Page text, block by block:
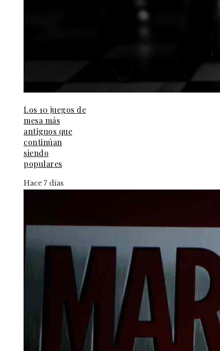
Los 10 juegos de
mesa más
antiguos que
continúan
siendo
populares
Hace 7 días